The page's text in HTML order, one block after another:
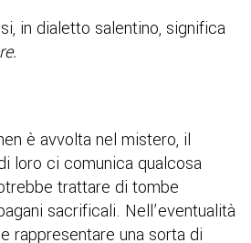
in dialetto salentino, significa
è avvolta nel mistero, il
loro ci comunica qualcosa
trattare di tombe
sacrificali. Nell’eventualità
rappresentare una sorta di